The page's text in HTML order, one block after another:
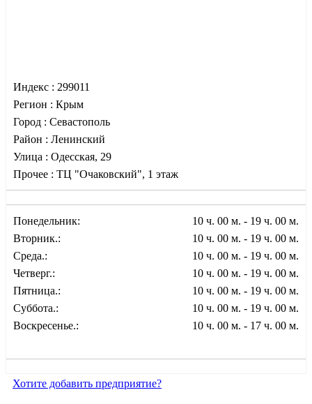
Индекс : 299011
Регион : Крым
Город : Севастополь
Район : Ленинский
Улица : Одесская, 29
Прочее : ТЦ "Очаковский", 1 этаж
Понедельник:
10 ч. 00 м. - 19 ч. 00 м.
Вторник.:
10 ч. 00 м. - 19 ч. 00 м.
Среда.:
10 ч. 00 м. - 19 ч. 00 м.
Четверг.:
10 ч. 00 м. - 19 ч. 00 м.
Пятница.:
10 ч. 00 м. - 19 ч. 00 м.
Суббота.:
10 ч. 00 м. - 19 ч. 00 м.
Воскресенье.:
10 ч. 00 м. - 17 ч. 00 м.
Хотите добавить предприятие?